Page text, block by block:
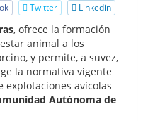
Twitter Linkedin
, ofrece la formación
animal a los
y permite, a suvez,
la normativa vigente
avícolas
Autónoma de